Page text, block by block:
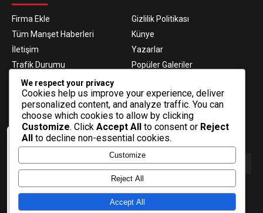
Veri politikasındaki amaçlarla sınırlı ve
mevzuata uygun şekilde çerez
konumlandırmaktayız. Detaylar için veri
politikamızı inceleyebilirsiniz.
Daha fazla bilgi
Firma Ekle
Gizlilik Politikası
Tüm Manşet Haberleri
Künye
İletişim
Yazarlar
Trafik Durumu
Popüler Galeriler
Nöbetçi Eczaneler
Hava Durumu
Haber Gönder
Gazeteler
Fikstür
E-BÜLTEN ABONELİĞİ
E-Bülten aboneliği ile haberlere daha hızlı erişin.
We respect your privacy
Cookies help us improve your experience, deliver
personalized content, and analyze traffic. You can
choose which cookies to allow by clicking
Customize. Click Accept All to consent or Reject
All to decline non-essential cookies.
Customize
Reject All
Accept All